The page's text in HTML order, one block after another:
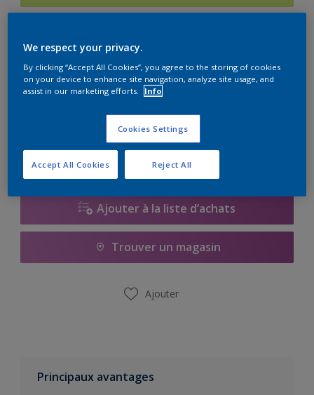
1L
Quantité Calculateur de peinture
Ajouter à la liste d’achats
Trouver un magasin
Ajouter
Principaux avantages
We respect your privacy.
By clicking “Accept All Cookies”, you agree to the storing of cookies
on your device to enhance site navigation, analyze site usage, and
assist in our marketing efforts.
Info
Cookies Settings
Reject All
Accept All Cookies